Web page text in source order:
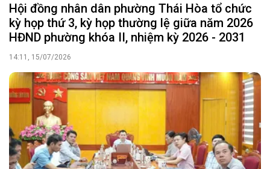
Hội đồng nhân dân phường Thái Hòa tổ chức
kỳ họp thứ 3, kỳ họp thường lệ giữa năm 2026
HĐND phường khóa II, nhiệm kỳ 2026 - 2031
14:11, 15/07/2026